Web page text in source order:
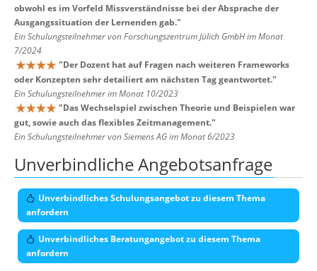
obwohl es im Vorfeld Missverständnisse bei der Absprache der
Ausgangssituation der Lernenden gab."
Ein Schulungsteilnehmer von Forschungszentrum Jülich GmbH im Monat
7/2024
"Der Dozent hat auf Fragen nach weiteren Frameworks
oder Konzepten sehr detailiert am nächsten Tag geantwortet."
Ein Schulungsteilnehmer im Monat 10/2023
"Das Wechselspiel zwischen Theorie und Beispielen war
gut, sowie auch das flexibles Zeitmanagement."
Ein Schulungsteilnehmer von Siemens AG im Monat 6/2023
Unverbindliche Angebotsanfrage
Unverbindliches Schulungsangebot zu diesem Thema
anfordern
Unverbindliches Beratungangebot zu diesem Thema
anfordern